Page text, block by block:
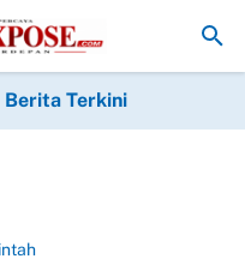
Anak Viral-kan
Berita Terkini